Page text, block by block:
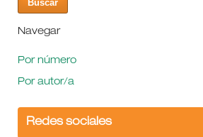
Navegar
Por número
Por autor/a
Redes sociales